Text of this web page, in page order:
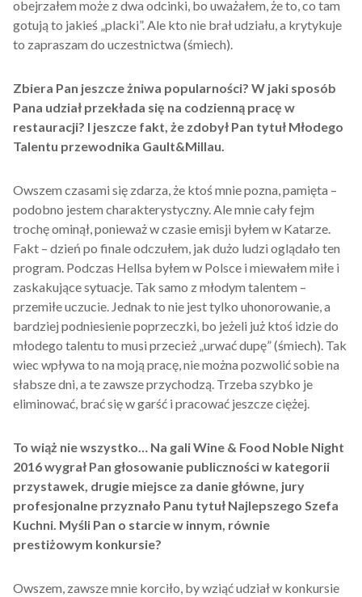
obejrzałem może z dwa odcinki, bo uważałem, że to, co tam
gotują to jakieś „placki”. Ale kto nie brał udziału, a krytykuje
to zapraszam do uczestnictwa (śmiech).
Zbiera Pan jeszcze żniwa popularności? W jaki sposób
Pana udział przekłada się na codzienną pracę w
restauracji? I jeszcze fakt, że zdobył Pan tytuł Młodego
Talentu przewodnika Gault&Millau.
Owszem czasami się zdarza, że ktoś mnie pozna, pamięta –
podobno jestem charakterystyczny. Ale mnie cały fejm
trochę ominął, ponieważ w czasie emisji byłem w Katarze.
Fakt – dzień po finale odczułem, jak dużo ludzi oglądało ten
program. Podczas Hellsa byłem w Polsce i miewałem miłe i
zaskakujące sytuacje. Tak samo z młodym talentem –
przemiłe uczucie. Jednak to nie jest tylko uhonorowanie, a
bardziej podniesienie poprzeczki, bo jeżeli już ktoś idzie do
młodego talentu to musi przecież „urwać dupę” (śmiech). Tak
wiec wpływa to na moją pracę, nie można pozwolić sobie na
słabsze dni, a te zawsze przychodzą. Trzeba szybko je
eliminować, brać się w garść i pracować jeszcze ciężej.
To wiąż nie wszystko… Na gali Wine & Food Noble Night
2016 wygrał Pan głosowanie publiczności w kategorii
przystawek, drugie miejsce za danie główne, jury
profesjonalne przyznało Panu tytuł Najlepszego Szefa
Kuchni. Myśli Pan o starcie w innym, równie
prestiżowym konkursie?
Owszem, zawsze mnie korciło, by wziąć udział w konkursie